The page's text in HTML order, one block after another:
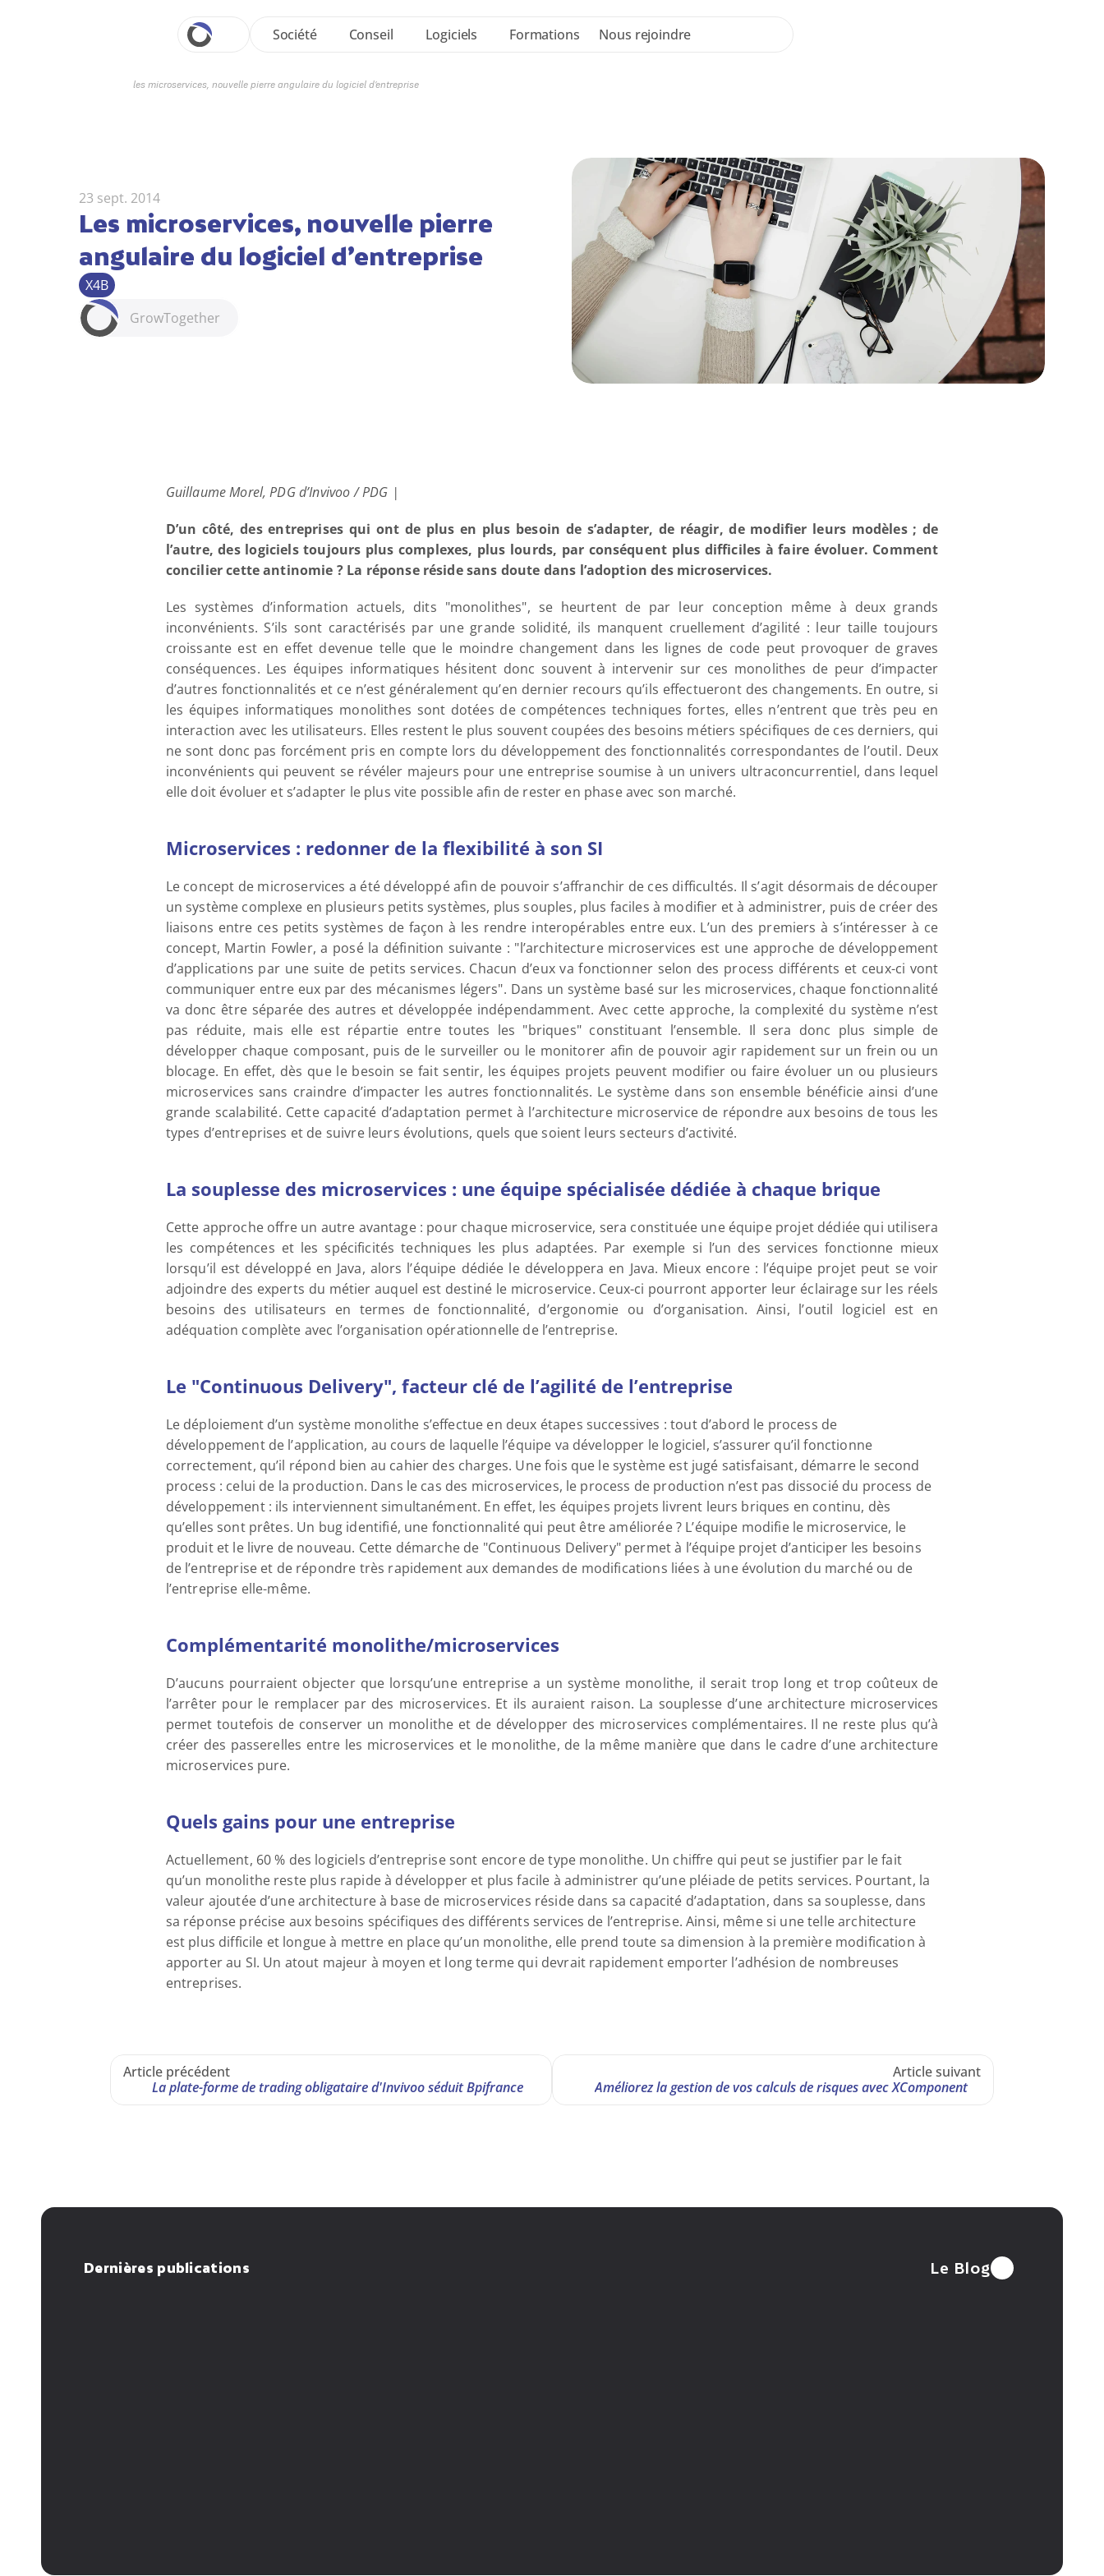
Société Conseil Logiciels Formations Nous rejoindre
les microservices, nouvelle pierre angulaire du logiciel d’entreprise
23 sept. 2014
Les microservices, nouvelle pierre
angulaire du logiciel d’entreprise
X4B
GrowTogether
Guillaume Morel, PDG d’Invivoo / PDG |
D’un côté, des entreprises qui ont de plus en plus besoin de s’adapter, de réagir, de modifier leurs modèles ; de
l’autre, des logiciels toujours plus complexes, plus lourds, par conséquent plus difficiles à faire évoluer. Comment
concilier cette antinomie ? La réponse réside sans doute dans l’adoption des microservices.
Les systèmes d’information actuels, dits "monolithes", se heurtent de par leur conception même à deux grands
inconvénients. S’ils sont caractérisés par une grande solidité, ils manquent cruellement d’agilité : leur taille toujours
croissante est en effet devenue telle que le moindre changement dans les lignes de code peut provoquer de graves
conséquences. Les équipes informatiques hésitent donc souvent à intervenir sur ces monolithes de peur d’impacter
d’autres fonctionnalités et ce n’est généralement qu’en dernier recours qu’ils effectueront des changements. En outre, si
les équipes informatiques monolithes sont dotées de compétences techniques fortes, elles n’entrent que très peu en
interaction avec les utilisateurs. Elles restent le plus souvent coupées des besoins métiers spécifiques de ces derniers, qui
ne sont donc pas forcément pris en compte lors du développement des fonctionnalités correspondantes de l’outil. Deux
inconvénients qui peuvent se révéler majeurs pour une entreprise soumise à un univers ultraconcurrentiel, dans lequel
elle doit évoluer et s’adapter le plus vite possible afin de rester en phase avec son marché.
Microservices : redonner de la flexibilité à son SI
Le concept de microservices a été développé afin de pouvoir s’affranchir de ces difficultés. Il s’agit désormais de découper
un système complexe en plusieurs petits systèmes, plus souples, plus faciles à modifier et à administrer, puis de créer des
liaisons entre ces petits systèmes de façon à les rendre interopérables entre eux. L’un des premiers à s’intéresser à ce
concept, Martin Fowler, a posé la définition suivante : "l’architecture microservices est une approche de développement
d’applications par une suite de petits services. Chacun d’eux va fonctionner selon des process différents et ceux-ci vont
communiquer entre eux par des mécanismes légers". Dans un système basé sur les microservices, chaque fonctionnalité
va donc être séparée des autres et développée indépendamment. Avec cette approche, la complexité du système n’est
pas réduite, mais elle est répartie entre toutes les "briques" constituant l’ensemble. Il sera donc plus simple de
développer chaque composant, puis de le surveiller ou le monitorer afin de pouvoir agir rapidement sur un frein ou un
blocage. En effet, dès que le besoin se fait sentir, les équipes projets peuvent modifier ou faire évoluer un ou plusieurs
microservices sans craindre d’impacter les autres fonctionnalités. Le système dans son ensemble bénéficie ainsi d’une
grande scalabilité. Cette capacité d’adaptation permet à l’architecture microservice de répondre aux besoins de tous les
types d’entreprises et de suivre leurs évolutions, quels que soient leurs secteurs d’activité.
La souplesse des microservices : une équipe spécialisée dédiée à chaque brique
Cette approche offre un autre avantage : pour chaque microservice, sera constituée une équipe projet dédiée qui utilisera
les compétences et les spécificités techniques les plus adaptées. Par exemple si l’un des services fonctionne mieux
lorsqu’il est développé en Java, alors l’équipe dédiée le développera en Java. Mieux encore : l’équipe projet peut se voir
adjoindre des experts du métier auquel est destiné le microservice. Ceux-ci pourront apporter leur éclairage sur les réels
besoins des utilisateurs en termes de fonctionnalité, d’ergonomie ou d’organisation. Ainsi, l’outil logiciel est en
adéquation complète avec l’organisation opérationnelle de l’entreprise.
Le "Continuous Delivery", facteur clé de l’agilité de l’entreprise
Le déploiement d’un système monolithe s’effectue en deux étapes successives : tout d’abord le process de
développement de l’application, au cours de laquelle l’équipe va développer le logiciel, s’assurer qu’il fonctionne
correctement, qu’il répond bien au cahier des charges. Une fois que le système est jugé satisfaisant, démarre le second
process : celui de la production. Dans le cas des microservices, le process de production n’est pas dissocié du process de
développement : ils interviennent simultanément. En effet, les équipes projets livrent leurs briques en continu, dès
qu’elles sont prêtes. Un bug identifié, une fonctionnalité qui peut être améliorée ? L’équipe modifie le microservice, le
produit et le livre de nouveau. Cette démarche de "Continuous Delivery" permet à l’équipe projet d’anticiper les besoins
de l’entreprise et de répondre très rapidement aux demandes de modifications liées à une évolution du marché ou de
l’entreprise elle-même.
Complémentarité monolithe/microservices
D’aucuns pourraient objecter que lorsqu’une entreprise a un système monolithe, il serait trop long et trop coûteux de
l’arrêter pour le remplacer par des microservices. Et ils auraient raison. La souplesse d’une architecture microservices
permet toutefois de conserver un monolithe et de développer des microservices complémentaires. Il ne reste plus qu’à
créer des passerelles entre les microservices et le monolithe, de la même manière que dans le cadre d’une architecture
microservices pure.
Quels gains pour une entreprise
Actuellement, 60 % des logiciels d’entreprise sont encore de type monolithe. Un chiffre qui peut se justifier par le fait
qu’un monolithe reste plus rapide à développer et plus facile à administrer qu’une pléiade de petits services. Pourtant, la
valeur ajoutée d’une architecture à base de microservices réside dans sa capacité d’adaptation, dans sa souplesse, dans
sa réponse précise aux besoins spécifiques des différents services de l’entreprise. Ainsi, même si une telle architecture
est plus difficile et longue à mettre en place qu’un monolithe, elle prend toute sa dimension à la première modification à
apporter au SI. Un atout majeur à moyen et long terme qui devrait rapidement emporter l’adhésion de nombreuses
entreprises.
Article précédent
La plate-forme de trading obligataire d'Invivoo séduit Bpifrance
Article suivant
Améliorez la gestion de vos calculs de risques avec XComponent
Dernières publications Le Blog